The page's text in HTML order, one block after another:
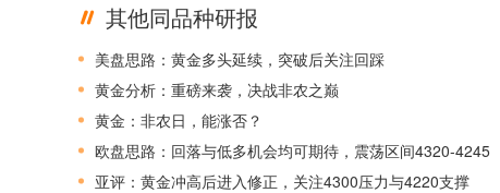
其他同品种研报
美盘思路：黄金多头延续，突破后关注回踩
黄金分析：重磅来袭，决战非农之巅
黄金：非农日，能涨否？
欧盘思路：回落与低多机会均可期待，震荡区间4320-4245
亚评：黄金冲高后进入修正，关注4300压力与4220支撑